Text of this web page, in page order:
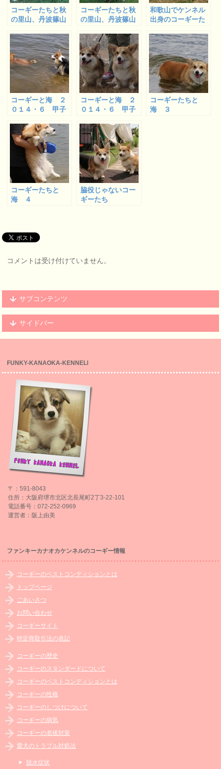
コーギーたちと秋
の里山、丹波篠山
ん ３
コーギーたちと秋
の里山、丹波篠山
ん １
和歌山でケンネル
出身のコーギーた
コーギーと海 ２
０１４・６ 甲子
コーギーと海 ２
０１４・６ 甲子
コーギーたちと
海 ３
コーギーたちと
海 ４
脇役じゃないコー
ギーたち
コメントは受け付けていません。
サブコンテンツ
サイドバー
FUNKY-KANAOKA-KENNELl
〒：591-8043
住所：大阪府堺市北区北長尾町2丁3-22-101
電話番号：072-252-0969
運営者：阪上由美
ファンキーカナオカケンネルのコーギー情報
コーギーのベストコンディションとは
トップページ
ごあいさつ
お問い合わせ
コーギーサイト
特定商取引法の表記
コーギーの歴史
コーギーのスタンダードについて
コーギーのベストコンディションとは
コーギーの性格
コーギーのしつけについて
コーギーの病気
コーギーの老後対策
愛犬のトラブル対処法
脱水症状